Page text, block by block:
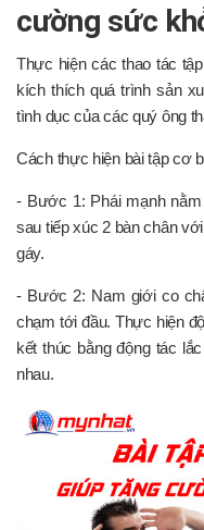
cường sức
Thực hiện các thao tác
kích thích quá trình sản
tình dục của các quý ông
Cách thực hiện bài tập cơ
- Bước 1: Phái mạnh
sau tiếp xúc 2 bàn chân
gáy.
- Bước 2: Nam giới co
chạm tới đầu. Thực hiện
kết thúc bằng động tác
nhau.